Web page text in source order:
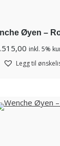
Øyen –
inkl. 5%
Legg til